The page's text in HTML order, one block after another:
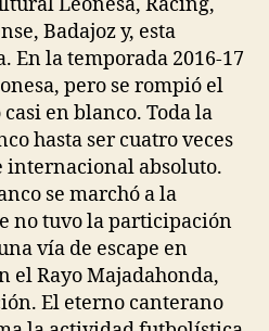
Badajoz y, esta
En la temporada 2016-17
pero se rompió el
en blanco. Toda la
hasta ser cuatro veces
internacional absoluto.
se marchó a la
no tuvo la participación
vía de escape en
el Rayo Majadahonda,
El eterno canterano